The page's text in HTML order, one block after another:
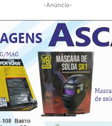
-Anúncio-